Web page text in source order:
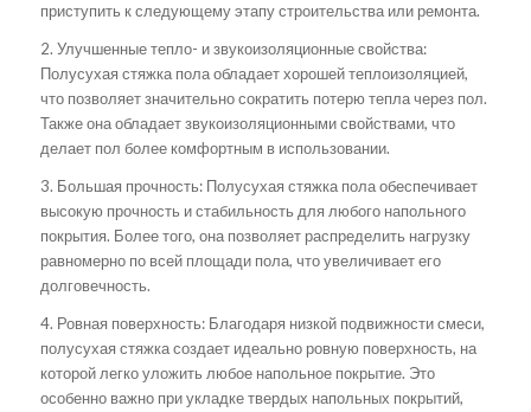
приступить к следующему этапу строительства или ремонта.
2. Улучшенные тепло- и звукоизоляционные свойства:
Полусухая стяжка пола обладает хорошей теплоизоляцией,
что позволяет значительно сократить потерю тепла через пол.
Также она обладает звукоизоляционными свойствами, что
делает пол более комфортным в использовании.
3. Большая прочность: Полусухая стяжка пола обеспечивает
высокую прочность и стабильность для любого напольного
покрытия. Более того, она позволяет распределить нагрузку
равномерно по всей площади пола, что увеличивает его
долговечность.
4. Ровная поверхность: Благодаря низкой подвижности смеси,
полусухая стяжка создает идеально ровную поверхность, на
которой легко уложить любое напольное покрытие. Это
особенно важно при укладке твердых напольных покрытий,